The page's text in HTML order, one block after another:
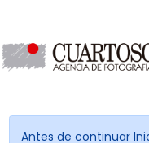
Antes de continuar